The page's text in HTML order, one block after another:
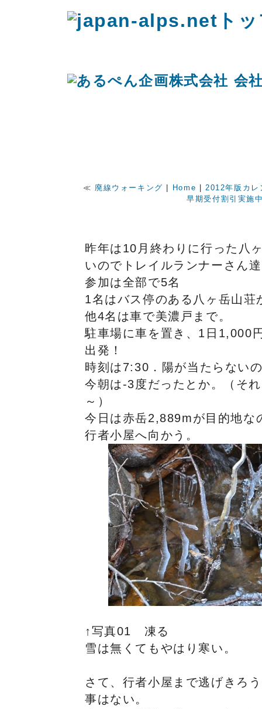
≪ 廃線ウォーキング Home
2012年版カレ
早期受付割引実施
昨年は10月終わりに行った八
いのでトレイルランナーさん
参加は全部で5名
1名はバス停のある八ヶ岳山荘
他4名は車で美濃戸まで。
駐車場に車を置き、1日1,000
出発！
時刻は7:30．陽が当たらない
今朝は-3度だったとか。（そ
～）
今日は赤岳2,889mが目的地な
行者小屋へ向かう。
↑写真01 凍る
雪は無くてもやはり寒い。
さて、行者小屋まで逃げきろ
事はない。